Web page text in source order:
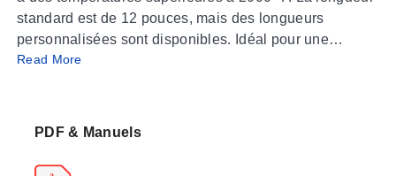
standard est de 12 pouces, mais des longueurs
personnalisées sont disponibles. Idéal pour une
utilisation avec ou sans tubes de protection et têtes de
Read More
PDF & Manuels